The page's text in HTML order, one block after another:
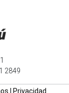
2849
Privacidad